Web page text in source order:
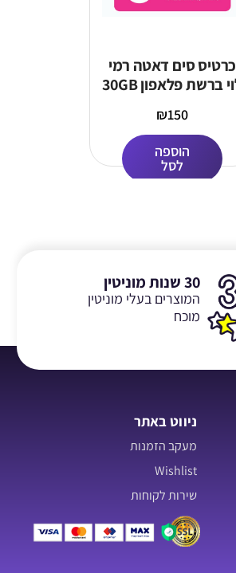
כרטיס סים דאטה רמי
לוי ברשת פלאפון 30GB
₪150
הוספה
לסל
30 שנות מוניטין
המוצרים בעלי מוניטין
מוכח
ניווט באתר
מעקב הזמנות
Wishlist
שירות לקוחות